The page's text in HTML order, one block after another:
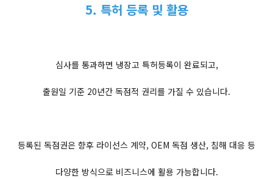
5. 특허 등록 및 활용
심사를 통과하면 냉장고 특허등록이 완료되고,
출원일 기준 20년간 독점적 권리를 가질 수 있습니다.
등록된 독점권은 향후 라이선스 계약, OEM 독점 생산, 침해 대응 등
다양한 방식으로 비즈니스에 활용 가능합니다.